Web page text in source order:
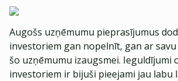
Augošs uzņēmumu pieprasījumus
investoriem gan nopelnīt, gan ar
šo uzņēmumu izaugsmei. Ieguldījumi
investoriem ir bijuši pieejami jau labu